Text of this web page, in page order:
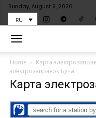
Sunday, August 9, 2026
RU
Home Карта
электрозаправок Буча
Карта